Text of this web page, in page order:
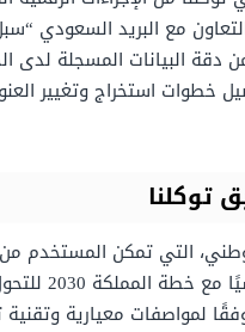
مع البريد السعودي
دقة البيانات المسجلة لدى
خطوات استخراج وتغيير
توكلنا
التي تمكن المستخدم
مؤسسة
لمواصفات معيارية